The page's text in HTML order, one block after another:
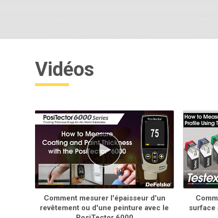
Mallettes Pelican pour les kits
Vidéos
Comment mesurer l'épaisseur d'un
revêtement ou d'une peinture avec le
surface